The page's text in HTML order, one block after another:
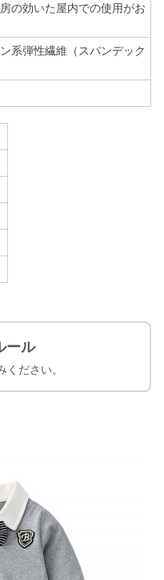
の効いた屋内での使用がお
系弾性繊維（スパンデック
ール
ください。